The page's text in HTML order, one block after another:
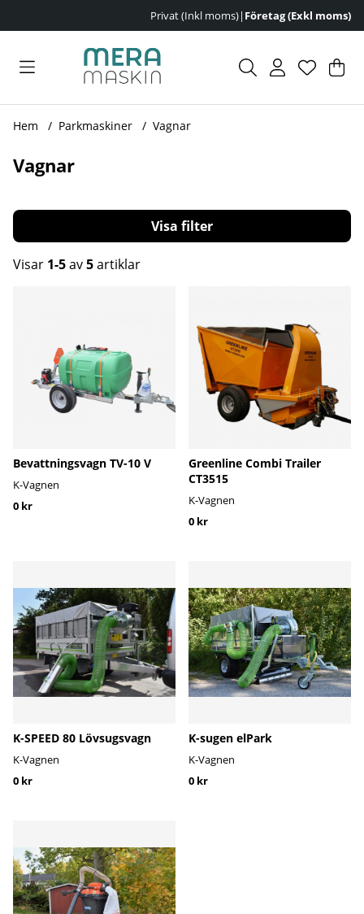
Privat (Inkl moms)| Företag (Exkl moms)
.
Hem Parkmaskiner Vagnar
Vagnar
Filtrera
Visar 1-5av5artiklar
Bevattningsvagn TV-10 V
K-Vagnen
0 kr
Greenline Combi Trailer
CT3515
K-Vagnen
0 kr
K-SPEED 80 Lövsugsvagn
K-Vagnen
0 kr
K-sugen elPark
K-Vagnen
0 kr